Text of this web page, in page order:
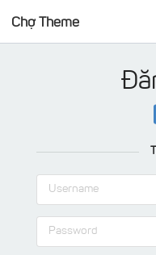
Chợ Theme